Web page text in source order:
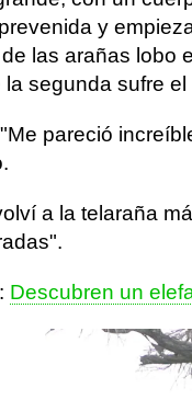
y
de las arañas lobo
la segunda sufre
pareció
a la telaraña
Descubren un